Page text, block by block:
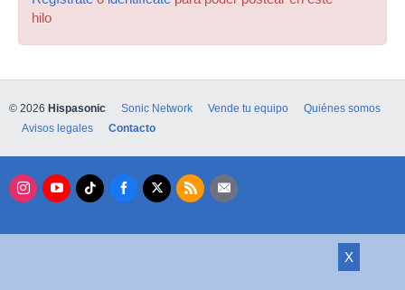
hilo
X
© 2026 Hispasonic Sonic Network Vende tu equipo
Quiénes somos
Avisos legales
Contacto